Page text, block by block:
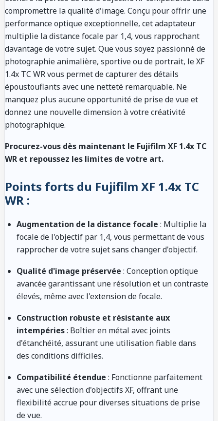
compromettre la qualité d'image. Conçu pour offrir une
performance optique exceptionnelle, cet adaptateur
multiplie la distance focale par 1,4, vous rapprochant
davantage de votre sujet. Que vous soyez passionné de
photographie animalière, sportive ou de portrait, le XF
1.4x TC WR vous permet de capturer des détails
époustouflants avec une netteté remarquable. Ne
manquez plus aucune opportunité de prise de vue et
donnez une nouvelle dimension à votre créativité
photographique.
Procurez-vous dès maintenant le Fujifilm XF 1.4x TC
WR et repoussez les limites de votre art.
Points forts du Fujifilm XF 1.4x TC
WR :
Augmentation de la distance focale : Multiplie la
focale de l'objectif par 1,4, vous permettant de vous
rapprocher de votre sujet sans changer d'objectif.
Qualité d'image préservée : Conception optique
avancée garantissant une résolution et un contraste
élevés, même avec l'extension de focale.
Construction robuste et résistante aux
intempéries: Boîtier en métal avec joints
d'étanchéité, assurant une utilisation fiable dans
des conditions difficiles.
Compatibilité étendue : Fonctionne parfaitement
avec une sélection d'objectifs XF, offrant une
flexibilité accrue pour diverses situations de prise
de vue.